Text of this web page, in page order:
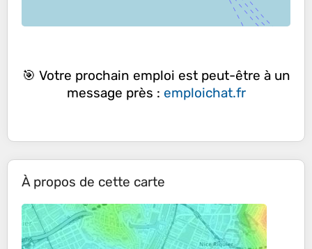
🎯 Votre prochain emploi est peut-être à un
message près : emploichat.fr
À propos de cette carte